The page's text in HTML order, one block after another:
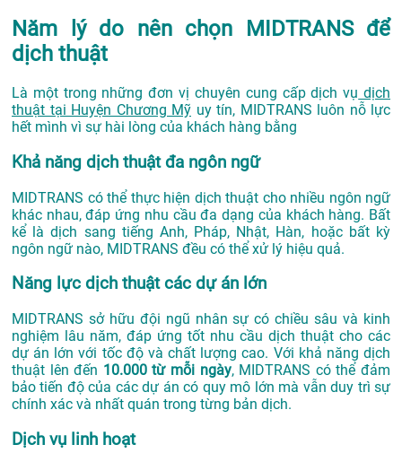
Năm lý do nên chọn MIDTRANS để
dịch thuật
Là một trong những đơn vị chuyên cung cấp dịch vụ dịch
thuật tại Huyện Chương Mỹ uy tín, MIDTRANS luôn nỗ lực
hết mình vì sự hài lòng của khách hàng bằng
Khả năng dịch thuật đa ngôn ngữ
MIDTRANS có thể thực hiện dịch thuật cho nhiều ngôn ngữ
khác nhau, đáp ứng nhu cầu đa dạng của khách hàng. Bất
kể là dịch sang tiếng Anh, Pháp, Nhật, Hàn, hoặc bất kỳ
ngôn ngữ nào, MIDTRANS đều có thể xử lý hiệu quả.
Năng lực dịch thuật các dự án lớn
MIDTRANS sở hữu đội ngũ nhân sự có chiều sâu và kinh
nghiệm lâu năm, đáp ứng tốt nhu cầu dịch thuật cho các
dự án lớn với tốc độ và chất lượng cao. Với khả năng dịch
thuật lên đến 10.000 từ mỗi ngày, MIDTRANS có thể đảm
bảo tiến độ của các dự án có quy mô lớn mà vẫn duy trì sự
chính xác và nhất quán trong từng bản dịch.
Dịch vụ linh hoạt